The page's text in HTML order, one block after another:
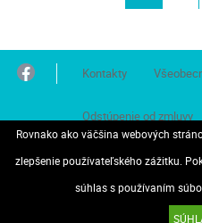
Kontakty
Odstúpenie od zmluvy
© 2026 Všetky
Rovnako ako väčšina webových
zlepšenie používateľského zážitku.
súhlas s používaním